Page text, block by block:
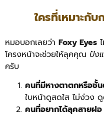
ใครที่เหมาะกั
หมอบอกเลยว่า Foxy Eyes
โครงหน้าจะช่วยให้ลุคคุณ ปัง
ครับ
คนที่มีหางตาตกหรือชั้
ใบหน้าดูสดใส ไม่ง่วง
คนที่อยากได้ลุคสายฝ